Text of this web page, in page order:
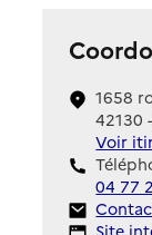
1658
42130
Voir
04 77
Site